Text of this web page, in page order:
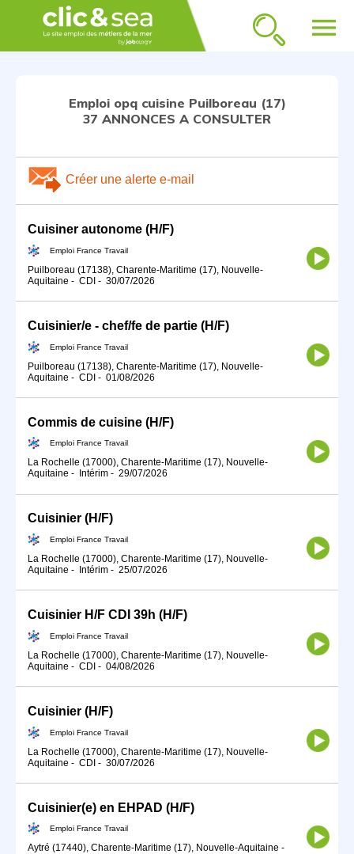
menu
Emploi opq cuisine Puilboreau (17)
37 ANNONCES A CONSULTER
Créer une alerte e-mail
Cuisiner autonome (H/F)
Emploi France Travail
Puilboreau (17138), Charente-Maritime (17), Nouvelle-
Aquitaine - CDI - 30/07/2026
Cuisinier/e - chef/fe de partie (H/F)
Emploi France Travail
Puilboreau (17138), Charente-Maritime (17), Nouvelle-
Aquitaine - CDI - 01/08/2026
Commis de cuisine (H/F)
Emploi France Travail
La Rochelle (17000), Charente-Maritime (17), Nouvelle-
Aquitaine - Intérim - 29/07/2026
Cuisinier (H/F)
Emploi France Travail
La Rochelle (17000), Charente-Maritime (17), Nouvelle-
Aquitaine - Intérim - 25/07/2026
Cuisinier H/F CDI 39h (H/F)
Emploi France Travail
La Rochelle (17000), Charente-Maritime (17), Nouvelle-
Aquitaine - CDI - 04/08/2026
Cuisinier (H/F)
Emploi France Travail
La Rochelle (17000), Charente-Maritime (17), Nouvelle-
Aquitaine - CDI - 30/07/2026
Cuisinier(e) en EHPAD (H/F)
Emploi France Travail
Aytré (17440), Charente-Maritime (17), Nouvelle-Aquitaine -